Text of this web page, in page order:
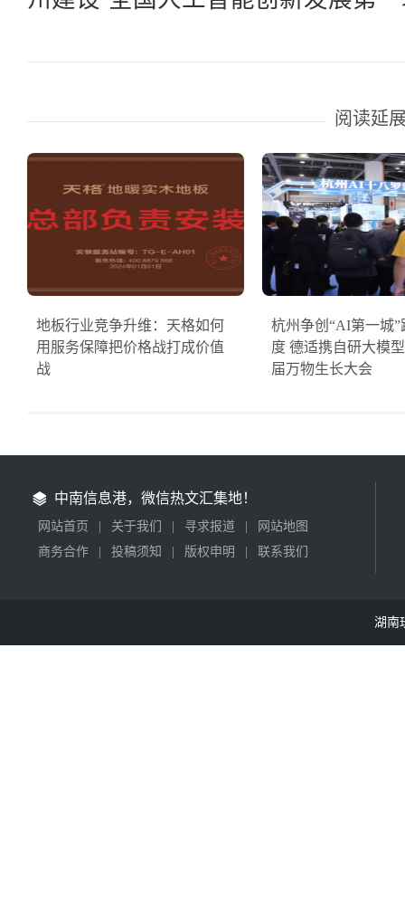
阅读延
地板行业竞争升维：天格如何
用服务保障把价格战打成价值
战
杭州争创“AI第一城”
度 德适携自研大模
届万物生长大会
中南信息港，微信热文汇集地！
网站首页 关于我们 寻求报道
网站地图
商务合作
投稿须知 版权申明 联系我们
湖南